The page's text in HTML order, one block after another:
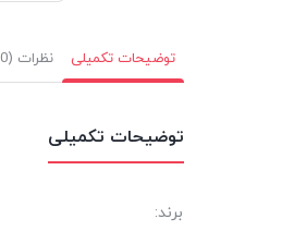
توضیحات تکمیلی نظرات (0)
توضیحات تکمیلی
برند: